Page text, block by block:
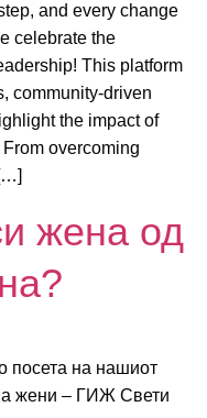
and every change
celebrate the
This platform
community-driven
the impact of
overcoming
жена од
посета на нашиот
жени – ГИЖ Свети